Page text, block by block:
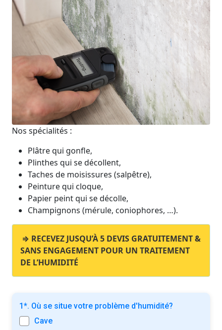
Nos spécialités :
Plâtre qui gonfle,
Plinthes qui se décollent,
Taches de moisissures (salpêtre),
Peinture qui cloque,
Papier peint qui se décolle,
Champignons (mérule, coniophores, …).
⇒ RECEVEZ JUSQU’À 5 DEVIS GRATUITEMENT &
SANS ENGAGEMENT POUR UN TRAITEMENT
DE L’HUMIDITÉ
1*. Où se situe votre problème d'humidité?
Cave